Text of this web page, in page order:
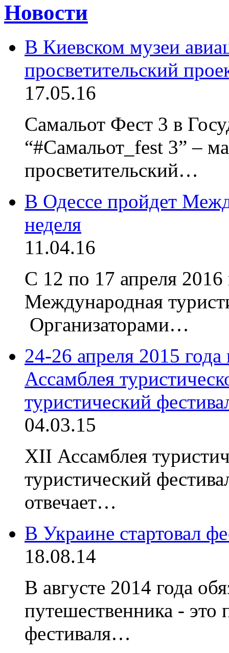
Новости
В Киевском музеи
просветительский
17.05.16
Самальот Фест 3 в
“#Самальот_fest 3” –
просветительский…
В Одессе пройдет
неделя
11.04.16
С 12 по 17 апреля 2016
Международная
Организаторами…
24-26 апреля 2015
Ассамблея
туристический
04.03.15
XII Ассамблея
туристический
отвечает…
В Украине стартовал
18.08.14
В августе 2014 года
путешественника - это
фестиваля…